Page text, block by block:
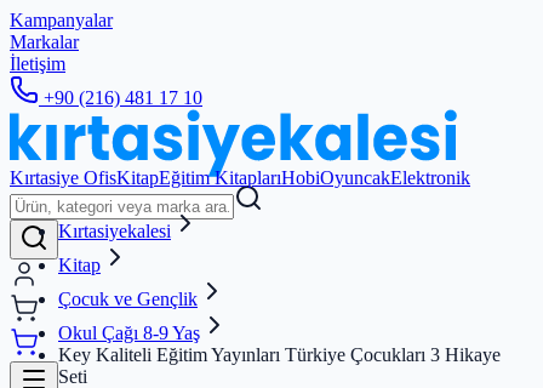
Kampanyalar
Markalar
İletişim
+90 (216) 481 17 10
Kırtasiye OfisKitapEğitim KitaplarıHobiOyuncakElektronik
Kırtasiyekalesi
Kitap
Çocuk ve Gençlik
Okul Çağı 8-9 Yaş
Key Kaliteli Eğitim Yayınları Türkiye Çocukları 3 Hikaye
Seti